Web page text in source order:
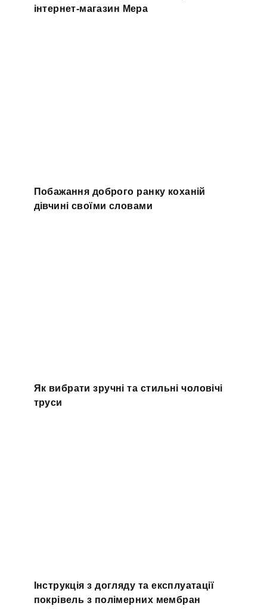
інтернет-магазин Мера
Побажання доброго ранку коханій
дівчині своїми словами
Як вибрати зручні та стильні чоловічі
труси
Інструкція з догляду та експлуатації
покрівель з полімерних мембран